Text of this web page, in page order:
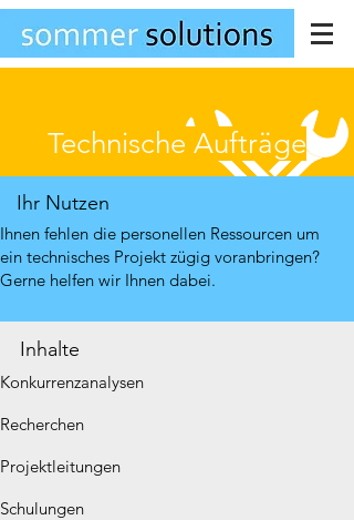
Technische Aufträge
Ihr Nutzen
Ihnen fehlen die personellen Ressourcen um
ein technisches Projekt zügig voranbringen?
Gerne helfen wir Ihnen dabei.
Inhalte
Konkurrenzanalysen
Recherchen
Projektleitungen
Schulungen